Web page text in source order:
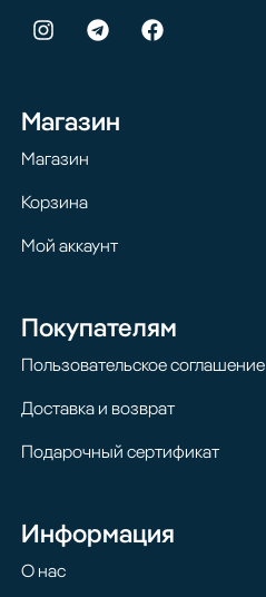
Магазин
Магазин
Корзина
Мой аккаунт
Покупателям
Пользовательское соглашение
Доставка и возврат
Подарочный сертификат
Информация
О нас